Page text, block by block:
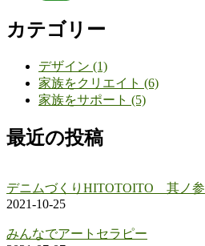
カテゴリー
デザイン (1)
家族をクリエイト (6)
家族をサポート (5)
最近の投稿
デニムづくりHITOTOITO 其ノ参
2021-10-25
みんなでアートセラピー